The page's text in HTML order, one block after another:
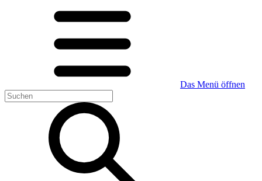
Das Menü öffnen